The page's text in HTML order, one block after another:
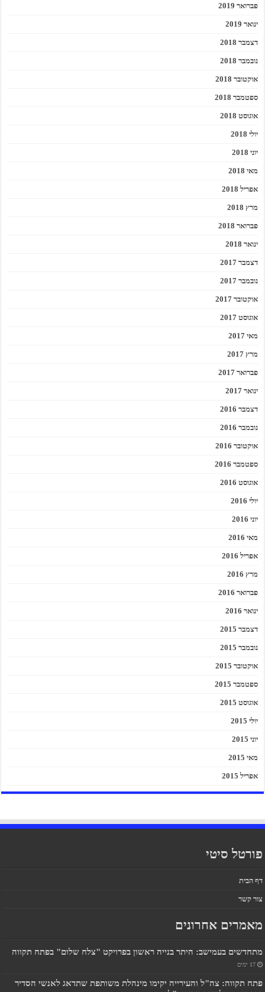
פברואר 2019
ינואר 2019
דצמבר 2018
נובמבר 2018
אוקטובר 2018
ספטמבר 2018
אוגוסט 2018
יולי 2018
יוני 2018
מאי 2018
אפריל 2018
מרץ 2018
פברואר 2018
ינואר 2018
דצמבר 2017
נובמבר 2017
אוקטובר 2017
אוגוסט 2017
מאי 2017
מרץ 2017
פברואר 2017
ינואר 2017
דצמבר 2016
נובמבר 2016
אוקטובר 2016
ספטמבר 2016
אוגוסט 2016
יולי 2016
יוני 2016
מאי 2016
אפריל 2016
מרץ 2016
פברואר 2016
ינואר 2016
דצמבר 2015
נובמבר 2015
אוקטובר 2015
ספטמבר 2015
אוגוסט 2015
יולי 2015
יוני 2015
מאי 2015
אפריל 2015
פורטל סיטי
דף הבית
צור קשר
מאמרים אחרונים
מתחדשים בעמישב: היתר בנייה ראשון בפרויקט "צלח שלום" בפתח תקווה
17 ימים
פתח תקווה: צה"ל והעירייה יקימו מינהלת משותפת שתדאג לאנשי הסדיר